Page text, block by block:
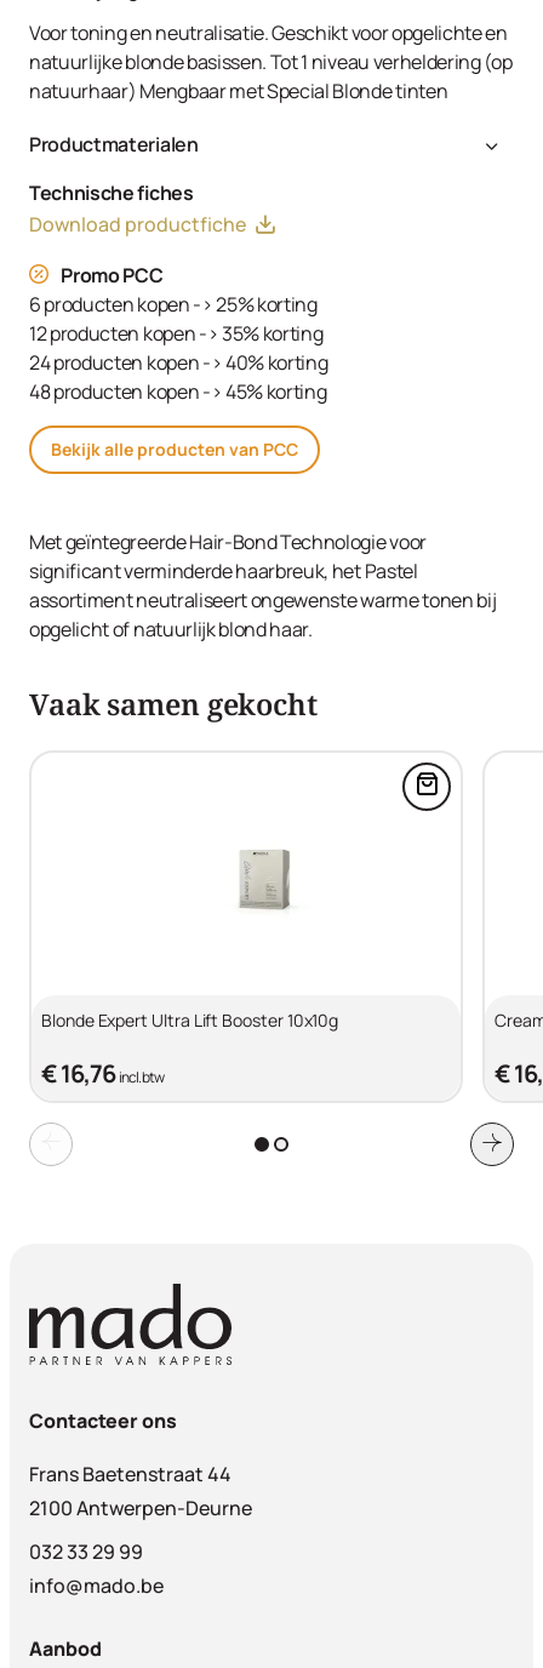
Voor toning en neutralisatie. Geschikt voor opgelichte en
natuurlijke blonde basissen. Tot 1 niveau verheldering (op
natuurhaar) Mengbaar met Special Blonde tinten
Productmaterialen
SE, Ammonium Hydroxide, Toluene-2,5-Diamine Sulfate,
Decyl Oleate, Sodium Cetearyl Sulfate, Resorcinol,
Tetrasodium EDTA, Parfum (Fragrance), Ethanolamine,
m-Aminophenol, Glycerin, 1,3-Bis-(2,4-Diaminophenoxy)
Propane HCl, Serine, PEG-12 Dimethicone, Ascorbic Acid,
Sodium Hydrosulfite, Carbomer, Sodium Sulfate,
Polyquaternium-2, Sodium Chloride, Linoleamidopropyl
PG-Dimonium Chloride Phosphate, Propylene Glycol
Technische fiches
Download productfiche
Promo PCC
6 producten kopen -> 25% korting
12 producten kopen -> 35% korting
24 producten kopen -> 40% korting
48 producten kopen -> 45% korting
Bekijk alle producten van PCC
Met geïntegreerde Hair-Bond Technologie voor
significant verminderde haarbreuk, het Pastel
assortiment neutraliseert ongewenste warme tonen bij
opgelicht of natuurlijk blond haar.
Vaak samen gekocht
Voeg
Blonde Expert Ultra Lift Booster 10x10g
€ 16,76incl. btw €
Contacteer ons
Frans Baetenstraat 44
2100 Antwerpen-Deurne
032 33 29 99
info@mado.be
Aanbod